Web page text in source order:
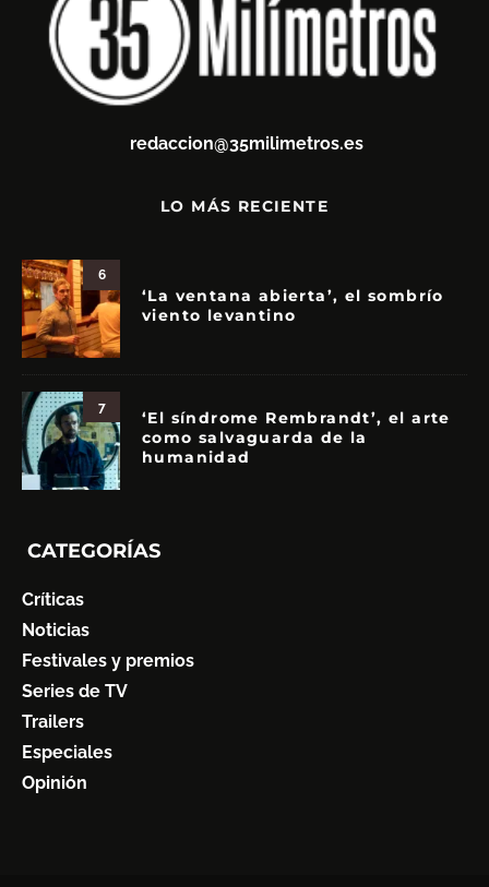
redaccion@35milimetros.es
LO MÁS RECIENTE
6
‘La ventana abierta’, el sombrío
viento levantino
7
‘El síndrome Rembrandt’, el arte
como salvaguarda de la
humanidad
CATEGORÍAS
Críticas
Noticias
Festivales y premios
Series de TV
Trailers
Especiales
Opinión